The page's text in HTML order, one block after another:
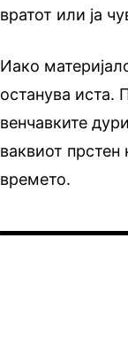
вратот или ја
Иако
останува иста.
венчавките
ваквиот
времето.